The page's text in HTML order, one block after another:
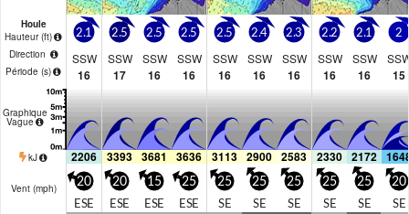
Houle
Hauteur (ft)
Direction
Période (s)
2.1
SSW
16
2.5
SSW
17
2.5
SSW
16
2.5
SSW
16
2.5
SSW
16
2.4
SSW
16
2.3
SSW
16
2.2
SSW
16
2.1
SSW
16
2
15
Graphique
Vague
kJ 2206 3393 3681 3636 3113 2900 2583 2330 2172
Vent (mph) 20
ESE
20
ESE
15
ESE
25
ESE
25
SE
25
SE
25
SE
25
SE
25
SE
20
SE